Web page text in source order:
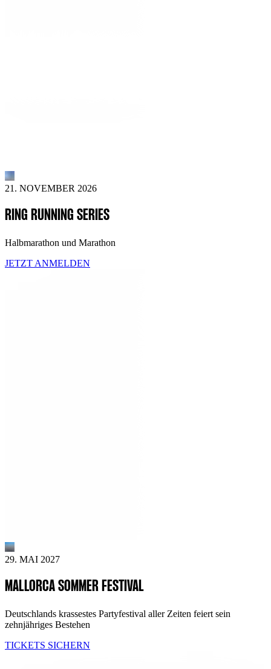
21. NOVEMBER 2026
RING RUNNING SERIES
Halbmarathon und Marathon
JETZT ANMELDEN
29. MAI 2027
MALLORCA SOMMER FESTIVAL
Deutschlands krassestes Partyfestival aller Zeiten feiert sein
zehnjähriges Bestehen
TICKETS SICHERN